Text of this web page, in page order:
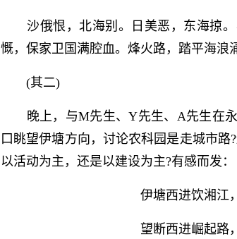
沙俄恨，北海别。日美恶，东海掠。
慨，保家卫国满腔血。烽火路，踏平海浪
(其二)
晚上，与M先生、Y先生、A先生在永
口眺望伊塘方向，讨论农科园是走城市路
以活动为主，还是以建设为主?有感而发：
伊塘西进饮湘江，
望断西进崛起路，